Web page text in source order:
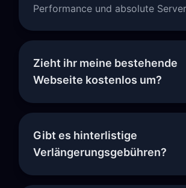
Performance und absolute
Zieht ihr meine bestehende
Webseite kostenlos um?
Gibt es hinterlistige
Verlängerungsgebühren?